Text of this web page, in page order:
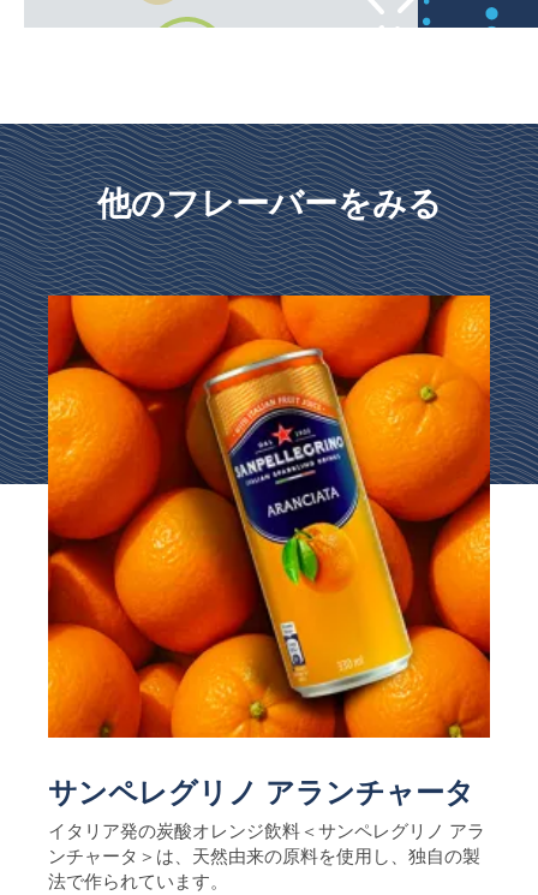
他のフレーバーをみる
サンペレグリノ アランチャータ
イタリア発の炭酸オレンジ飲料＜サンペレグリノ アラ
ンチャータ＞は、天然由来の原料を使用し、独自の製
法で作られています。